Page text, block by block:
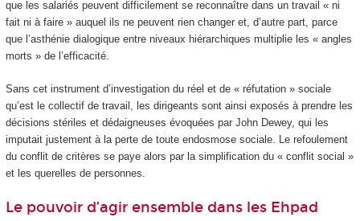
que les salariés peuvent difficilement se reconnaître dans un travail « ni
fait ni à faire » auquel ils ne peuvent rien changer et, d’autre part, parce
que l’asthénie dialogique entre niveaux hiérarchiques multiplie les « angles
morts » de l’efficacité.
Sans cet instrument d’investigation du réel et de « réfutation » sociale
qu’est le collectif de travail, les dirigeants sont ainsi exposés à prendre les
décisions stériles et dédaigneuses évoquées par John Dewey, qui les
imputait justement à la perte de toute endosmose sociale. Le refoulement
du conflit de critères se paye alors par la simplification du « conflit social »
et les querelles de personnes.
Le pouvoir d’agir ensemble dans les Ehpad